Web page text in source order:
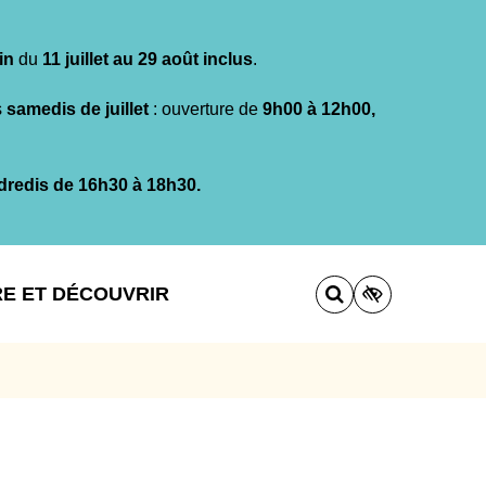
du 11 juillet au 29 août inclus.
samedis de juillet : ouverture de 9h00 à 12h00,
de 16h30 à 18h30.
ET DÉCOUVRIR